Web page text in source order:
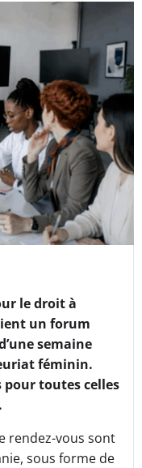
le droit à
un forum
semaine
féminin.
pour toutes celles
rendez-vous sont
sous forme de